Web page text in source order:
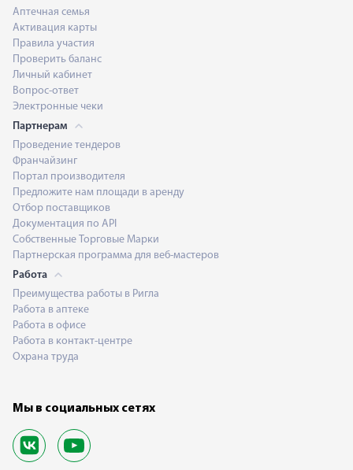
Аптечная семья
Активация карты
Правила участия
Проверить баланс
Личный кабинет
Вопрос-ответ
Электронные чеки
Партнерам
Проведение тендеров
Франчайзинг
Портал производителя
Предложите нам площади в аренду
Отбор поставщиков
Документация по API
Собственные Торговые Марки
Партнерская программа для веб-мастеров
Работа
Преимущества работы в Ригла
Работа в аптеке
Работа в офисе
Работа в контакт-центре
Охрана труда
Мы в социальных сетях